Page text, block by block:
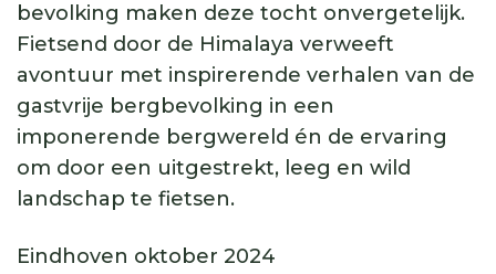
bevolking maken deze tocht onvergetelijk.
Fietsend door de Himalaya verweeft
avontuur met inspirerende verhalen van de
gastvrije bergbevolking in een
imponerende bergwereld én de ervaring
om door een uitgestrekt, leeg en wild
landschap te fietsen.
Eindhoven oktober 2024